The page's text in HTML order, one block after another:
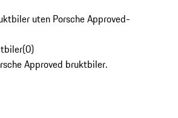
uten Porsche Approved-
(0)
Approved bruktbiler.